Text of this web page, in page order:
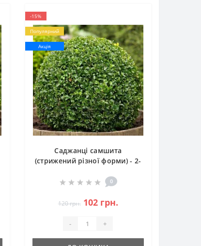
-15%
Популярний
Акція
Саджанці самшита
(стрижений різної форми) - 2-
0
120 грн. 102 грн.
- +